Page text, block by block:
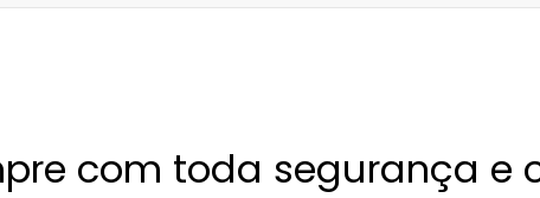
com toda segurança e